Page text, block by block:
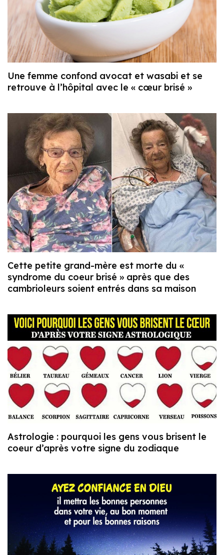
Une femme confond avocat et wasabi et se
retrouve à l’hôpital avec le « cœur brisé »
Cette petite grand-mère est morte du «
syndrome du coeur brisé » après que des
cambrioleurs soient entrés dans sa maison
Astrologie : pourquoi les gens vous brisent le
coeur d’après votre signe du zodiaque